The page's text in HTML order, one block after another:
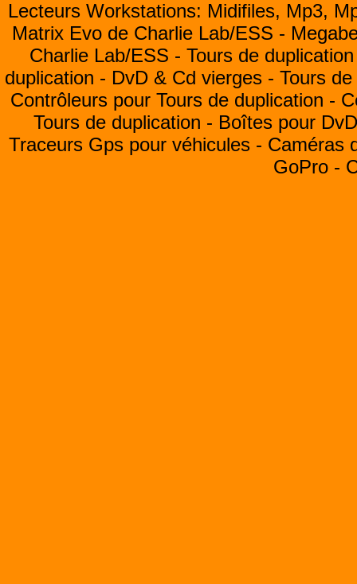
Lecteurs Workstations: Midifiles, Mp3,
Matrix Evo de Charlie Lab/ESS -
Charlie Lab/ESS - Tours de
duplication - DvD & Cd vierges - Tours
Contrôleurs pour Tours de duplication -
Tours de duplication - Boîtes pour
Traceurs Gps pour véhicules - Caméras
GoPro -